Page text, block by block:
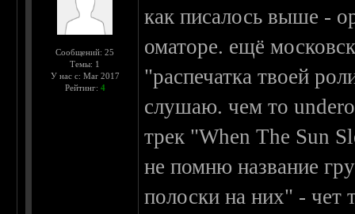
Сообщений: 25
Темы: 1
У нас с: Mar 2017
Рейтинг: 4
как писалось выше -
оматоре. ещё
"распечатка твоей
слушаю. чем то
трек "When The Sun
не помню название
полоски на них" - чет